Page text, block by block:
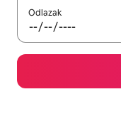
Odlazak